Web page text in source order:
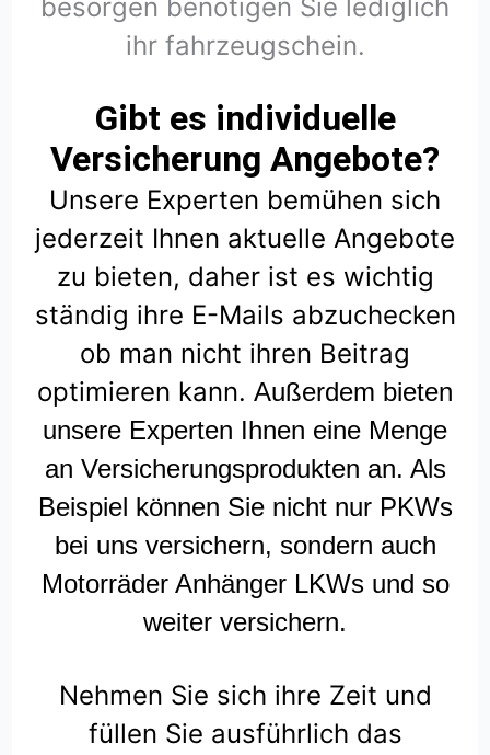
besorgen benötigen Sie lediglich
ihr fahrzeugschein.
Gibt es individuelle
Versicherung Angebote?
Unsere Experten bemühen sich
jederzeit Ihnen aktuelle Angebote
zu bieten, daher ist es wichtig
ständig ihre E-Mails abzuchecken
ob man nicht ihren Beitrag
optimieren kann. Außerdem bieten
unsere Experten Ihnen eine Menge
an Versicherungsprodukten an. Als
Beispiel können Sie nicht nur PKWs
bei uns versichern, sondern auch
Motorräder Anhänger LKWs und so
weiter versichern.
Nehmen Sie sich ihre Zeit und
füllen Sie ausführlich das